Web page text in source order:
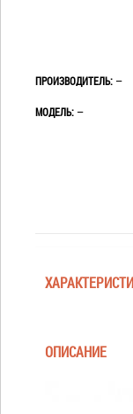
ПРОИЗВОДИТЕЛЬ: —
МОДЕЛЬ: —
ОПИСАНИЕ